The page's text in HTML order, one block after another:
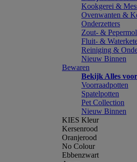
Kookgerei &
Ovenwanten &
Onderzetters
Zout- &
Fluit- &
Reiniging &
Nieuw Binnen
Bewaren
Bekijk Alles
Voorraadpotten
Spatelpotten
Pet Collection
Nieuw Binnen
KIES Kleur
Kersenrood
Oranjerood
No Colour
Ebbenzwart